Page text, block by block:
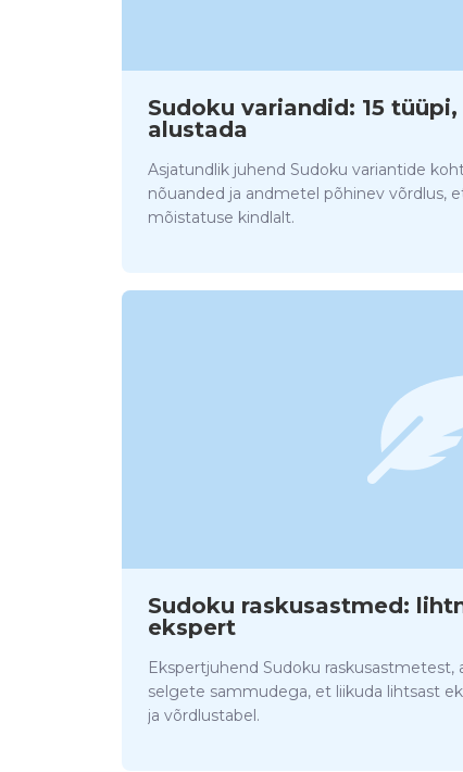
Sudoku variandid: 15
alustada
Asjatundlik juhend Sudoku variantide
nõuanded ja andmetel põhinev võrdlus,
mõistatuse kindlalt.
Sudoku raskusastmed:
ekspert
Ekspertjuhend Sudoku
selgete sammudega, et liikuda lihtsast
ja võrdlustabel.